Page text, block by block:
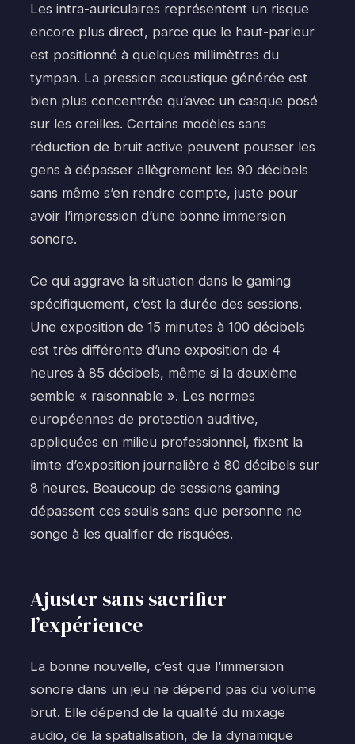
Les intra-auriculaires représentent un risque
encore plus direct, parce que le haut-parleur
est positionné à quelques millimètres du
tympan. La pression acoustique générée est
bien plus concentrée qu’avec un casque posé
sur les oreilles. Certains modèles sans
réduction de bruit active peuvent pousser les
gens à dépasser allègrement les 90 décibels
sans même s’en rendre compte, juste pour
avoir l’impression d’une bonne immersion
sonore.
Ce qui aggrave la situation dans le gaming
spécifiquement, c’est la durée des sessions.
Une exposition de 15 minutes à 100 décibels
est très différente d’une exposition de 4
heures à 85 décibels, même si la deuxième
semble « raisonnable ». Les normes
européennes de protection auditive,
appliquées en milieu professionnel, fixent la
limite d’exposition journalière à 80 décibels sur
8 heures. Beaucoup de sessions gaming
dépassent ces seuils sans que personne ne
songe à les qualifier de risquées.
Ajuster sans sacrifier
l’expérience
La bonne nouvelle, c’est que l’immersion
sonore dans un jeu ne dépend pas du volume
brut. Elle dépend de la qualité du mixage
audio, de la spatialisation, de la dynamique